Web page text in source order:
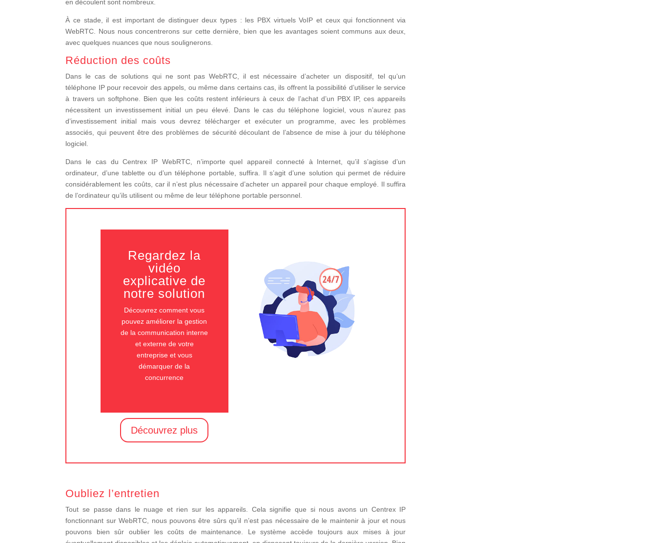
en découlent sont nombreux.
À ce stade, il est important de distinguer deux types : les PBX virtuels VoIP et ceux qui fonctionnent via
WebRTC. Nous nous concentrerons sur cette dernière, bien que les avantages soient communs aux deux,
avec quelques nuances que nous soulignerons.
Réduction des coûts
Dans le cas de solutions qui ne sont pas WebRTC, il est nécessaire d’acheter un dispositif, tel qu’un
téléphone IP pour recevoir des appels, ou même dans certains cas, ils offrent la possibilité d’utiliser le service
à travers un softphone. Bien que les coûts restent inférieurs à ceux de l’achat d’un PBX IP, ces appareils
nécessitent un investissement initial un peu élevé. Dans le cas du téléphone logiciel, vous n’aurez pas
d’investissement initial mais vous devrez télécharger et exécuter un programme, avec les problèmes
associés, qui peuvent être des problèmes de sécurité découlant de l’absence de mise à jour du téléphone
logiciel.
Dans le cas du Centrex IP WebRTC, n’importe quel appareil connecté à Internet, qu’il s’agisse d’un
ordinateur, d’une tablette ou d’un téléphone portable, suffira. Il s’agit d’une solution qui permet de réduire
considérablement les coûts, car il n’est plus nécessaire d’acheter un appareil pour chaque employé. Il suffira
de l’ordinateur qu’ils utilisent ou même de leur téléphone portable personnel.
Regardez la
vidéo
explicative de
notre solution
Découvrez comment vous
pouvez améliorer la gestion
de la communication interne
et externe de votre
entreprise et vous
démarquer de la
concurrence
Découvrez plus
Oubliez l’entretien
Tout se passe dans le nuage et rien sur les appareils. Cela signifie que si nous avons un Centrex IP
fonctionnant sur WebRTC, nous pouvons être sûrs qu’il n’est pas nécessaire de le maintenir à jour et nous
pouvons bien sûr oublier les coûts de maintenance. Le système accède toujours aux mises à jour